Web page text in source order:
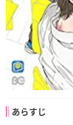
あらすじ